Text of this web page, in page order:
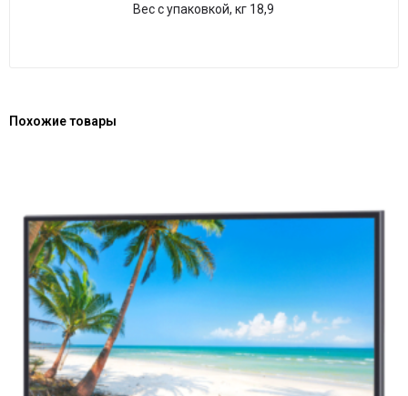
Вес с упаковкой, кг 18,9
Похожие товары